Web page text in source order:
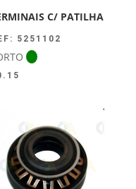
C/ PATILHA
5251102